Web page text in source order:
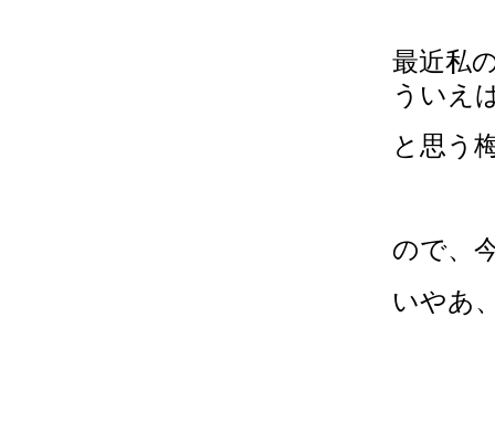
最近私
ういえ
と思う
ので、
いやあ